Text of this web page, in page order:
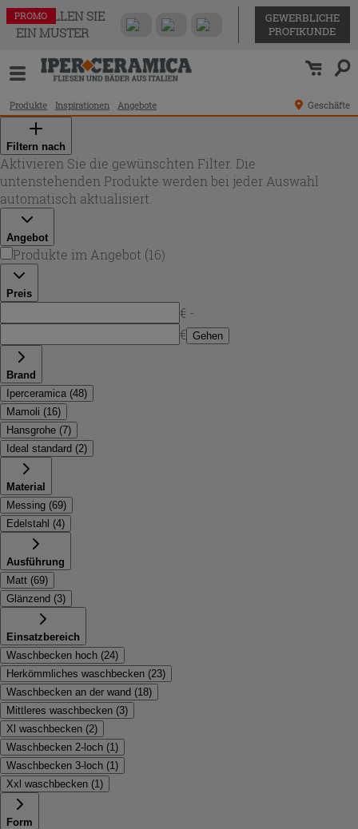
BESTELLEN SIE
EIN MUSTER
GEWERBLICHE
PROFIKUNDE
Produkte Inspirationen Angebote Geschäfte
Filtern nach
Aktivieren Sie die gewünschten Filter. Die
untenstehenden Produkte werden bei jeder Auswahl
automatisch aktualisiert.
Angebot
Produkte im Angebot (16)
Preis
€ -
€ Gehen
Brand
Iperceramica (48)
Mamoli (16)
Hansgrohe (7)
Ideal standard (2)
Material
Messing (69)
Edelstahl (4)
Ausführung
Matt (69)
Glänzend (3)
Einsatzbereich
Waschbecken hoch (24)
Herkömmliches waschbecken (23)
Waschbecken an der wand (18)
Mittleres waschbecken (3)
Xl waschbecken (2)
Waschbecken 2-loch (1)
Waschbecken 3-loch (1)
Xxl waschbecken (1)
Form
PROMO
PROMO
PROMO
PROMO
PROMO
PROMO
PROMO
PROMO
PROMO
PROMO
PROMO
PROMO
PROMO
PROMO
PROMO
PROMO